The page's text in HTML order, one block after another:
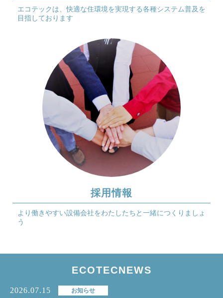
エコテックは、快適な住環境を実現する各種システム普及を
目指しております
採用情報
より働きやすい設備会社をわたしたちと一緒につくりましょ
う
ECOTECNEWS
2026.07.15 お知らせ